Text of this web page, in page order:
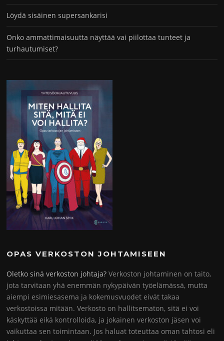
Löydä sisäinen supersankarisi
Onko ammattimaisuutta näyttää vai piilottaa tunteet ja
turhautumiset?
OPAS VERKOSTON JOHTAMISEEN
Oletko sinä verkoston johtaja? Verkoston johtaminen on taito,
jota tarvitaan yhä enemmän nykypäivän työelämässä, mutta
aiempi esimiesasema ja kokemusvuodet eivät takaa
verkostoissa mitään. Verkosto on hallitsematon, sitä ei voi
käskyttää eikä kontrolloida, ja jokainen verkoston jäsen voi
vaikuttaa sen toimintaan. Jos haluat toteuttaa oman tahtosi eli